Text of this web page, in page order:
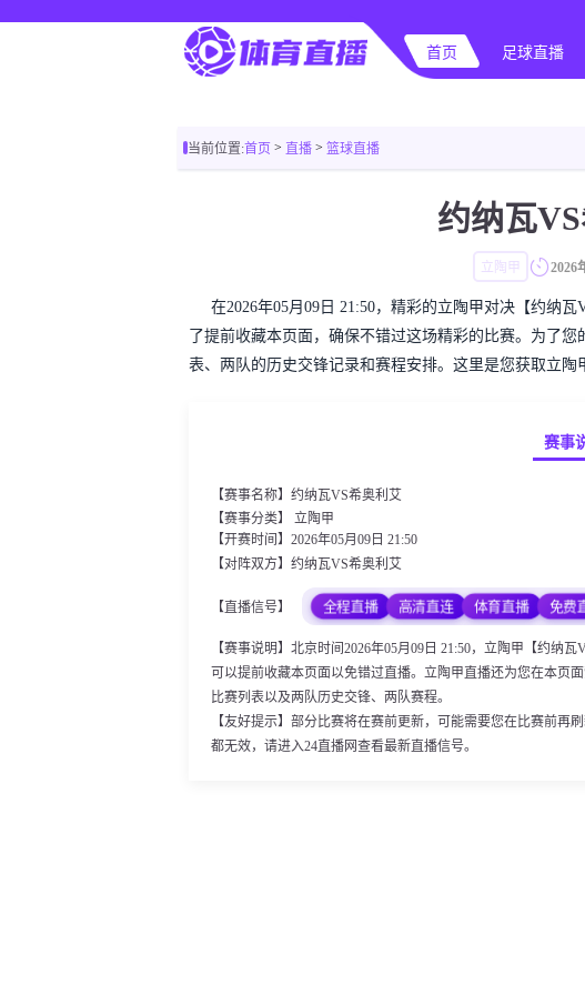
首页 足球直播
当前位置:首页 > 直播 > 篮球直播
约纳瓦
立陶甲 2026
在2026年05月09日 21:50，精彩的立陶甲对决【约纳
了提前收藏本页面，确保不错过这场精彩的比赛。为了
表、两队的历史交锋记录和赛程安排。这里是您获取立陶
赛事
【赛事名称】约纳瓦VS希奥利艾
【赛事分类】 立陶甲
【开赛时间】2026年05月09日 21:50
【对阵双方】约纳瓦VS希奥利艾
【直播信号】 全程直播 高清直连 体育直播 免费
【赛事说明】北京时间2026年05月09日 21:50，立陶甲【约纳
可以提前收藏本页面以免错过直播。立陶甲直播还为您在本页
比赛列表以及两队历史交锋、两队赛程。
【友好提示】部分比赛将在赛前更新，可能需要您在比赛前
都无效，请进入24直播网查看最新直播信号。